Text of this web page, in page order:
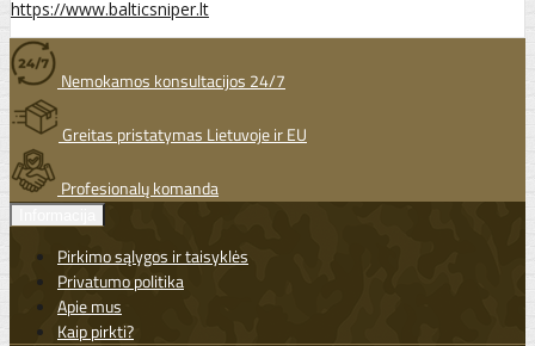
https://www.balticsniper.lt
Nemokamos konsultacijos 24/7
Greitas pristatymas Lietuvoje ir EU
Profesionalų komanda
Pirkimo sąlygos ir taisyklės
Privatumo politika
Apie mus
Kaip pirkti?